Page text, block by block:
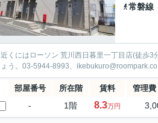
常磐線
近くにはローソン 荒川西日暮里一丁目店(徒歩
ょう。03-5944-8993、
部屋番号 所在階 賃料 管理費
- 1階 8.3万円